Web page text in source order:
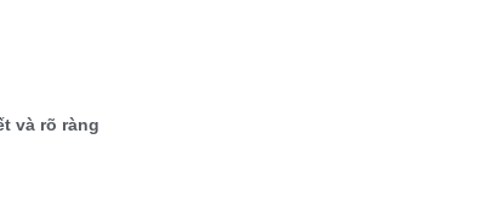
và rõ ràng